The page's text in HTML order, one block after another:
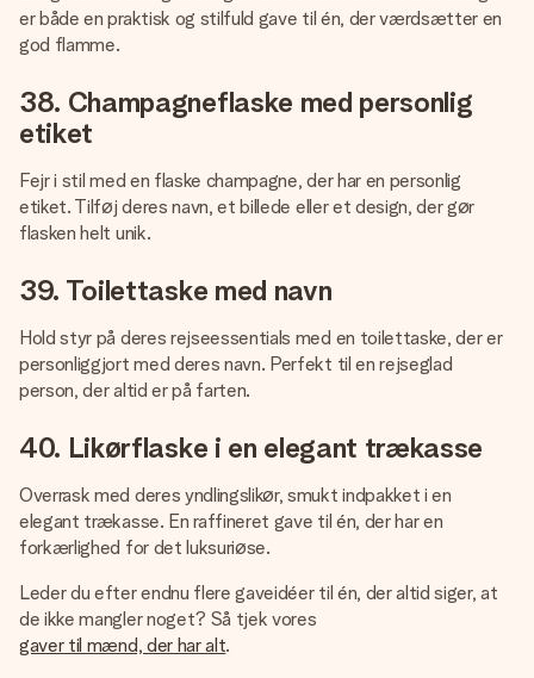
er både en praktisk og stilfuld gave til én, der værdsætter en
god flamme.
38. Champagneflaske med personlig
etiket
Fejr i stil med en flaske champagne, der har en personlig
etiket. Tilføj deres navn, et billede eller et design, der gør
flasken helt unik.
39. Toilettaske med navn
Hold styr på deres rejseessentials med en toilettaske, der er
personliggjort med deres navn. Perfekt til en rejseglad
person, der altid er på farten.
40. Likørflaske i en elegant trækasse
Overrask med deres yndlingslikør, smukt indpakket i en
elegant trækasse. En raffineret gave til én, der har en
forkærlighed for det luksuriøse.
Leder du efter endnu flere gaveidéer til én, der altid siger, at
de ikke mangler noget? Så tjek vores
gaver til mænd, der har alt.